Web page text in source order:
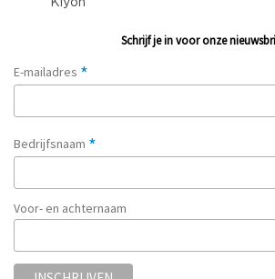
Schrijf je in voor onze
E-mailadres *
Bedrijfsnaam *
Voor- en achternaam